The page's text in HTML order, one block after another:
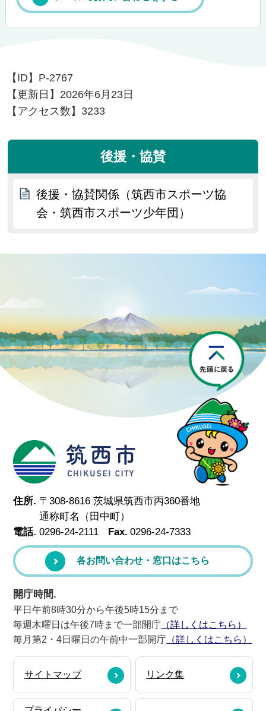
【ID】 P-2767
【更新日】 2026年6月23日
【アクセス数】 3233
後援・協賛
後援・協賛関係（筑西市スポーツ協
会・筑西市スポーツ少年団）
筑西市
住所. 〒308-8616 茨城県筑西市丙360番地
通称町名（田中町）
電話. 0296-24-2111 Fax. 0296-24-7333
各お問い合わせ・窓口はこちら
開庁時間.
平日午前8時30分から午後5時15分まで
毎週木曜日は午後7時まで一部開庁 （詳しくはこちら）
毎月第2・4日曜日の午前中一部開庁 （詳しくはこちら）
サイトマップ リンク集